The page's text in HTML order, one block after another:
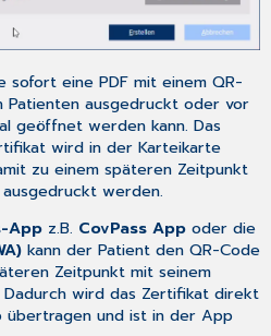
sofort eine PDF mit einem QR-
ausgedruckt oder vor
geöffnet werden kann. Das
wird in der Karteikarte
zu einem späteren Zeitpunkt
werden.
Appz.B. CovPass Appoder die
kann der Patient den QR-Code
Zeitpunkt mit seinem
Dadurch wird das Zertifikat direkt
übertragen und ist in der App